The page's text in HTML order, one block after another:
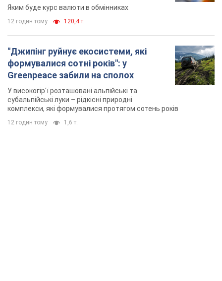
Яким буде курс валюти в обмінниках
12 годин тому 120,4 т.
"Джипінг руйнує екосистеми, які
формувалися сотні років": у
Greenpeace забили на сполох
У високогір'ї розташовані альпійські та
субальпійські луки – рідкісні природні
комплекси, які формувалися протягом сотень років
12 годин тому 1,6 т.